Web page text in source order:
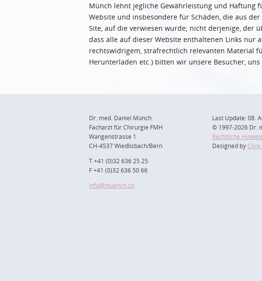
Münch lehnt jegliche Gewährleistung und Haftung
Website und insbesondere für Schäden, die aus
Site, auf die verwiesen wurde; nicht derjenige, der
dass alle auf dieser Website enthaltenen Links nur
rechtswidrigem, strafrechtlich relevanten Material
Herunterladen etc.) bitten wir unsere Besucher,
Dr. med. Daniel Münch
Facharzt für Chirurgie FMH
Wangenstrasse 1
CH-4537 Wiedlisbach/Bern
T +41 (0)32 636 25 25
F +41 (0)32 636 50 66
info@muench.ch
Last Update: 08.
© 1997-2026 Dr.
Rechtliche
Designed by